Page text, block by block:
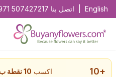
English اتصل بنا 507427217
+
10 اكسب 10نقطة ب